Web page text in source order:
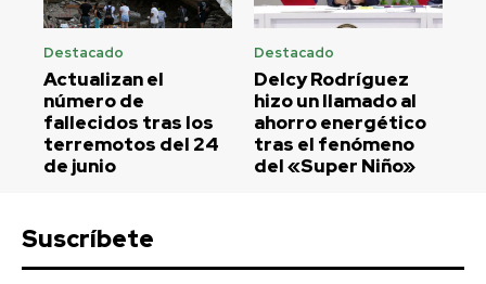
Destacado
Actualizan el
número de
fallecidos tras los
terremotos del 24
de junio
Destacado
Delcy Rodríguez
hizo un llamado al
ahorro energético
tras el fenómeno
del «Super Niño»
Suscríbete